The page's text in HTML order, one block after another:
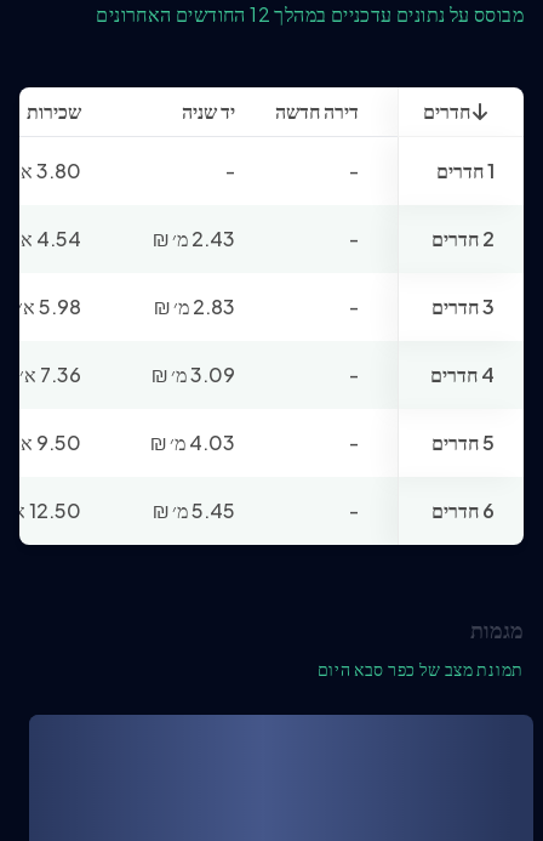
מבוסס על נתונים עדכניים במהלך 12 החודשים האחרונים
חדרים דירה חדשה יד שניה שכירות
1 חדרים -
- 3.80 א׳
2 חדרים - 2.43 מ׳ ₪ 4.54 א׳
3 חדרים - 2.83 מ׳ ₪ 5.98 א׳
4 חדרים - 3.09 מ׳ ₪ 7.36 א׳
5 חדרים - 4.03 מ׳ ₪ 9.50 א׳
6 חדרים - 5.45 מ׳ ₪ 12.50 א׳
מגמות
תמונת מצב של כפר סבא היום